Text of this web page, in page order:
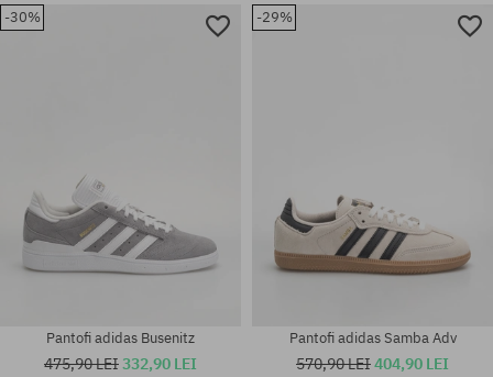
36; 36 2/3; 37 1/3; 38; 38 2/3;
39 1/3; 40; 40 2/3; 41 1/3; 42;
-30%
Pantofi adidas Busenitz
475,90 LEI332,90 LEI
-29%
Pantofi adidas Samba Adv
570,90 LEI404,90 LEI